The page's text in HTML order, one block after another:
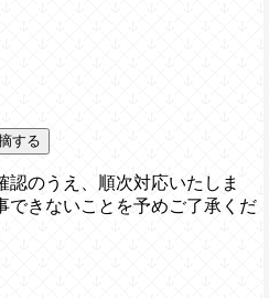
する
のうえ、順次対応いたしま
できないことを予めご了承くだ